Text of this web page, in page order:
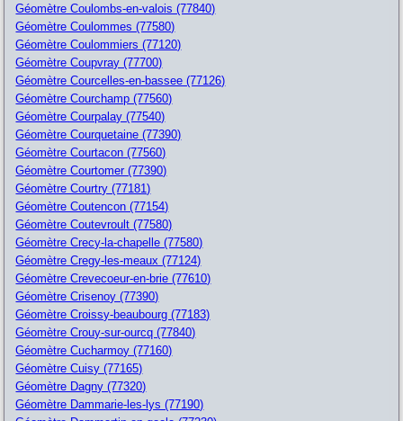
Géomètre Coulombs-en-valois (77840)
Géomètre Coulommes (77580)
Géomètre Coulommiers (77120)
Géomètre Coupvray (77700)
Géomètre Courcelles-en-bassee (77126)
Géomètre Courchamp (77560)
Géomètre Courpalay (77540)
Géomètre Courquetaine (77390)
Géomètre Courtacon (77560)
Géomètre Courtomer (77390)
Géomètre Courtry (77181)
Géomètre Coutencon (77154)
Géomètre Coutevroult (77580)
Géomètre Crecy-la-chapelle (77580)
Géomètre Cregy-les-meaux (77124)
Géomètre Crevecoeur-en-brie (77610)
Géomètre Crisenoy (77390)
Géomètre Croissy-beaubourg (77183)
Géomètre Crouy-sur-ourcq (77840)
Géomètre Cucharmoy (77160)
Géomètre Cuisy (77165)
Géomètre Dagny (77320)
Géomètre Dammarie-les-lys (77190)